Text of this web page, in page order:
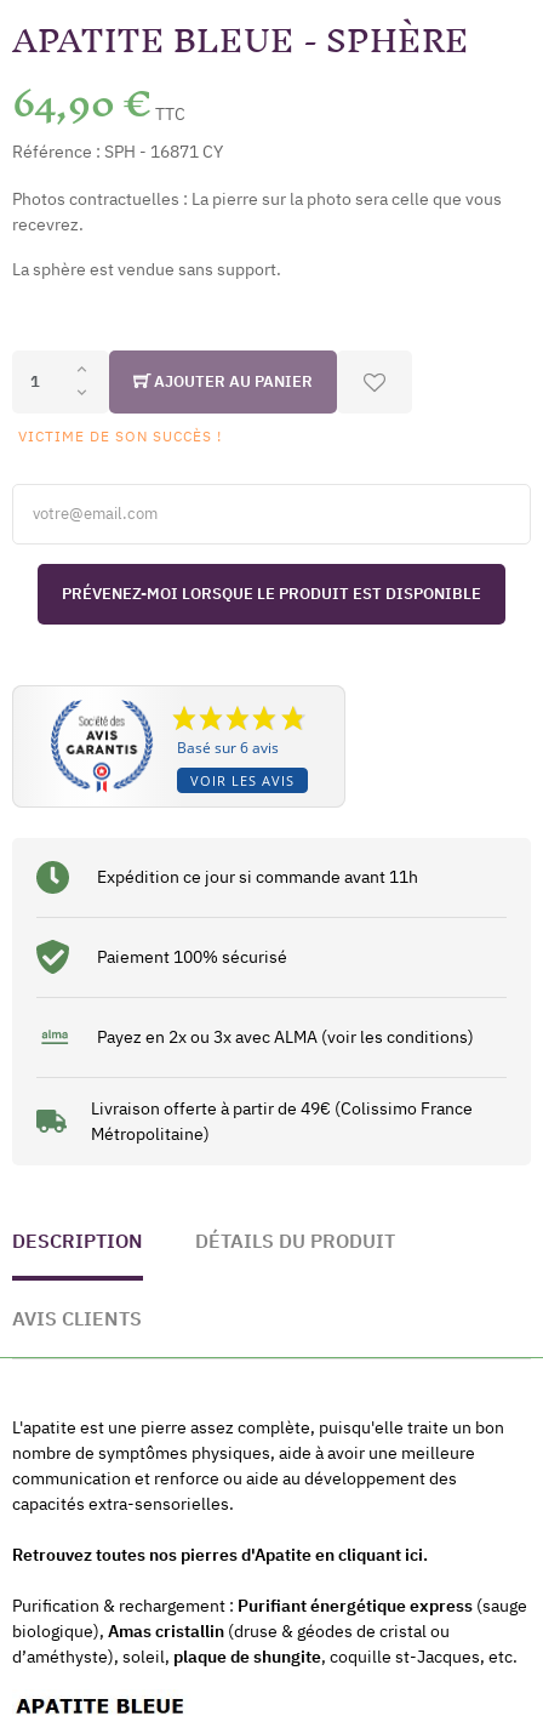
APATITE BLEUE - SPHÈRE
64,90 € TTC
Référence : SPH - 16871 CY
Photos contractuelles : La pierre sur la photo sera celle que vous
recevrez.
La sphère est vendue sans support.
AJOUTER AU PANIER
VICTIME DE SON SUCCÈS !
PRÉVENEZ-MOI LORSQUE LE PRODUIT EST DISPONIBLE
Basé sur 6 avis
VOIR LES AVIS
Expédition ce jour si commande avant 11h
Paiement 100% sécurisé
Payez en 2x ou 3x avec ALMA (voir les conditions)
Livraison offerte à partir de 49€ (Colissimo France
Métropolitaine)
DESCRIPTION DÉTAILS DU PRODUIT
AVIS CLIENTS
L'apatite est une pierre assez complète, puisqu'elle traite un bon
nombre de symptômes physiques, aide à avoir une meilleure
communication et renforce ou aide au développement des
capacités extra-sensorielles.
Retrouvez toutes nos pierres d'Apatite en cliquant ici.
Purification & rechargement : Purifiant énergétique express (sauge
biologique), Amas cristallin (druse & géodes de cristal ou
d’améthyste), soleil, plaque de shungite, coquille st-Jacques, etc.